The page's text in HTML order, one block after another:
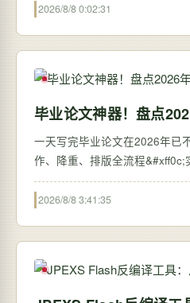
2026/8/8 0:02:31
毕业论文神器！盘点
一天写完毕业论文在2026年已
作、降重、排版全流程
2026/8/8 3:41:35